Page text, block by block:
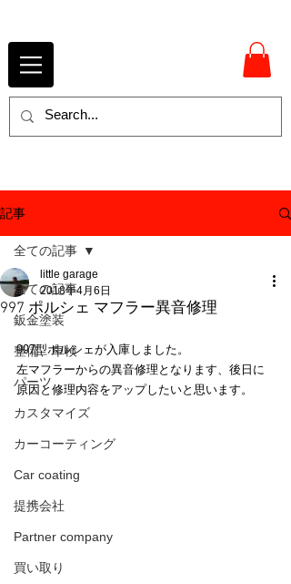
記事
全ての記事
鈑金塗装
整備、車検
パーツ
カスタマイズ
カーコーティング
Car coating
提携会社
Partner company
買い取り
全ての記事
997 ポルシェ マフラー異音修理
little garage
2018年4月6日
997型ポルシェが入庫しました。
左マフラーからの異音修理となります、後日に
原因と修理内容をアップしたいと思います。